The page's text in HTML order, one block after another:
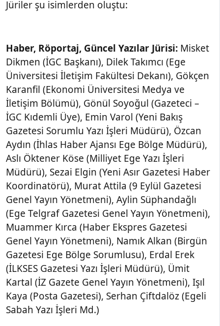
Jüriler şu isimlerden oluştu:
Haber, Röportaj, Güncel Yazılar Jürisi: Misket
Dikmen (İGC Başkanı), Dilek Takımcı (Ege
Üniversitesi İletişim Fakültesi Dekanı), Gökçen
Karanfil (Ekonomi Üniversitesi Medya ve
İletişim Bölümü), Gönül Soyoğul (Gazeteci –
İGC Kıdemli Üye), Emin Varol (Yeni Bakış
Gazetesi Sorumlu Yazı İşleri Müdürü), Özcan
Aydın (İhlas Haber Ajansı Ege Bölge Müdürü),
Aslı Öktener Köse (Milliyet Ege Yazı İşleri
Müdürü), Sezai Elgin (Yeni Asır Gazetesi Haber
Koordinatörü), Murat Attila (9 Eylül Gazetesi
Genel Yayın Yönetmeni), Aylin Süphandağlı
(Ege Telgraf Gazetesi Genel Yayın Yönetmeni),
Muammer Kırca (Haber Ekspres Gazetesi
Genel Yayın Yönetmeni), Namık Alkan (Birgün
Gazetesi Ege Bölge Sorumlusu), Erdal Erek
(İLKSES Gazetesi Yazı İşleri Müdürü), Ümit
Kartal (İZ Gazete Genel Yayın Yönetmeni), Işıl
Kaya (Posta Gazetesi), Serhan Çiftdalöz (Egeli
Sabah Yazı İşleri Md.)